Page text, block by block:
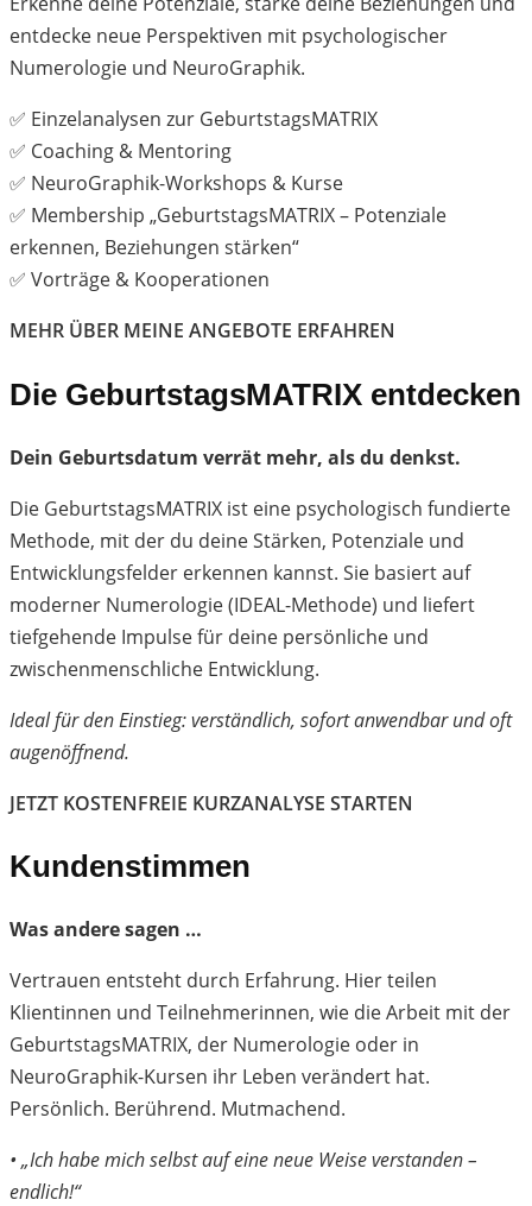
entdecke neue Perspektiven mit psychologischer
Numerologie und NeuroGraphik.
✅ Einzelanalysen zur GeburtstagsMATRIX
✅ Coaching & Mentoring
✅ NeuroGraphik-Workshops & Kurse
✅ Membership „GeburtstagsMATRIX – Potenziale
erkennen, Beziehungen stärken“
✅ Vorträge & Kooperationen
MEHR ÜBER MEINE ANGEBOTE ERFAHREN
Die GeburtstagsMATRIX entdecken
Dein Geburtsdatum verrät mehr, als du denkst.
Die GeburtstagsMATRIX ist eine psychologisch fundierte
Methode, mit der du deine Stärken, Potenziale und
Entwicklungsfelder erkennen kannst. Sie basiert auf
moderner Numerologie (IDEAL-Methode) und liefert
tiefgehende Impulse für deine persönliche und
zwischenmenschliche Entwicklung.
Ideal für den Einstieg: verständlich, sofort anwendbar und oft
augenöffnend.
JETZT KOSTENFREIE KURZANALYSE STARTEN
Kundenstimmen
Was andere sagen …
Vertrauen entsteht durch Erfahrung. Hier teilen
Klientinnen und Teilnehmerinnen, wie die Arbeit mit der
GeburtstagsMATRIX, der Numerologie oder in
NeuroGraphik-Kursen ihr Leben verändert hat.
Persönlich. Berührend. Mutmachend.
• „Ich habe mich selbst auf eine neue Weise verstanden –
endlich!“